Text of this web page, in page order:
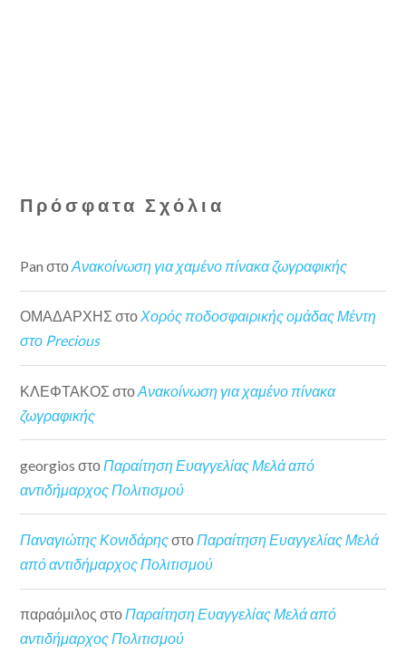
Πρόσφατα Σχόλια
Pan στοΑνακοίνωση για χαμένο πίνακα ζωγραφικής
ΟΜΑΔΑΡΧΗΣ στοΧορός ποδοσφαιρικής ομάδας Μέντη
στο Precious
ΚΛΕΦΤΑΚΟΣ στοΑνακοίνωση για χαμένο πίνακα
ζωγραφικής
georgios στο Παραίτηση Ευαγγελίας Μελά από
αντιδήμαρχος Πολιτισμού
Παναγιώτης ΚονιδάρηςστοΠαραίτηση Ευαγγελίας Μελά
από αντιδήμαρχος Πολιτισμού
παραόμιλος στοΠαραίτηση Ευαγγελίας Μελά από
αντιδήμαρχος Πολιτισμού